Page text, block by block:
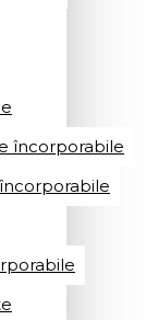
încorporabile